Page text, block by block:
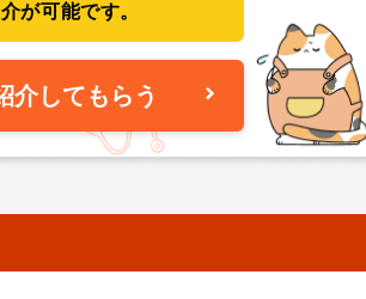
が可能です。
介してもらう